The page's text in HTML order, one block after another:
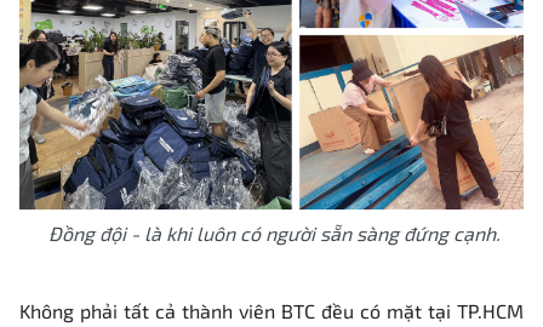
Đồng đội - là khi luôn có người sẵn sàng đứng cạnh.
Không phải tất cả thành viên BTC đều có mặt tại TP.HCM